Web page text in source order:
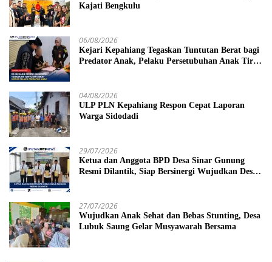
Kajati Bengkulu
06/08/2026
Kejari Kepahiang Tegaskan Tuntutan Berat bagi
Predator Anak, Pelaku Persetubuhan Anak Tiri
04/08/2026
ULP PLN Kepahiang Respon Cepat Laporan
Warga Sidodadi
29/07/2026
Ketua dan Anggota BPD Desa Sinar Gunung
Resmi Dilantik, Siap Bersinergi Wujudkan Desa
27/07/2026
Wujudkan Anak Sehat dan Bebas Stunting, Desa
Lubuk Saung Gelar Musyawarah Bersama